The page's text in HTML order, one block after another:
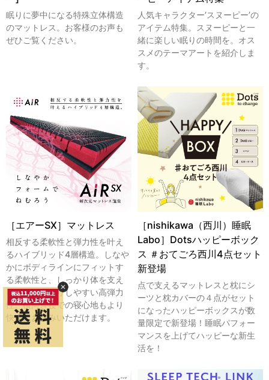
眠りに夢中になる特殊立体構造
のマットレス。お客様のお声も
ぜひご覧ください。
人気キャラクター’スヌーピー’の
アイテム特集。スヌーピーと一
緒に楽しい眠りの時間を。オス
スメのテーマアートを紹介しま
す。
［エアーSX］マットレス
相反する柔軟性と弾力性を叶え
るハイブリッド4層構造。しなや
かにボディラインにフィットす
る柔軟性と、しっかり体を支え
る硬度、寝返りしやすい高弾力
性。横向き寝での寝心地もより
快適にお休みいただけます。
［nishikawa（西川）睡眠
Labo］Dotsハッピーボック
ス ＃おてごろ西川4点セット
新登場
点で支えるマットレスと枕にシ
ーツと枕カバーの４点がセット
になったハッピーボックスが数
量限定で新登場！睡眠パフォー
マンスを上げてハッピーな新生
活を！